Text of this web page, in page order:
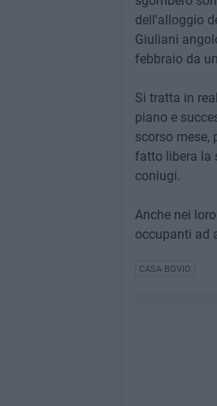
dell'alloggio
Giuliani
febbraio da
Si tratta in
piano e
scorso mese,
fatto libera la
coniugi.
Anche nei
occupanti ad
CASA BOVIO